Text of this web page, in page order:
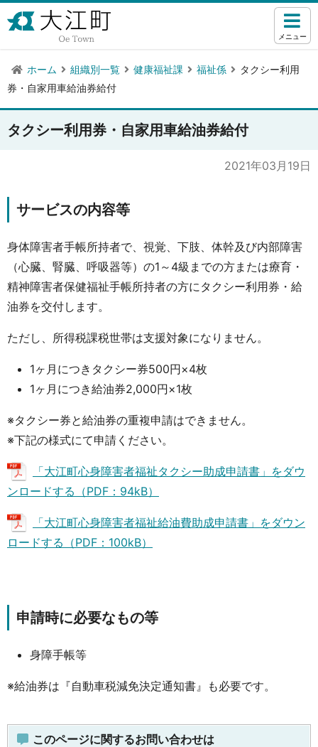
メニュー
ホーム 組織別一覧 健康福祉課 福祉係
タクシー利用
券・自家用車給油券給付
タクシー利用券・自家用車給油券給付
2021年03月19日
サービスの内容等
身体障害者手帳所持者で、視覚、下肢、体幹及び内部障害
（心臓、腎臓、呼吸器等）の1～4級までの方または療育・
精神障害者保健福祉手帳所持者の方にタクシー利用券・給
油券を交付します。
ただし、所得税課税世帯は支援対象になりません。
1ヶ月につきタクシー券500円×4枚
1ヶ月につき給油券2,000円×1枚
※タクシー券と給油券の重複申請はできません。
※下記の様式にて申請ください。
「大江町心身障害者福祉タクシー助成申請書」をダウ
ンロードする（PDF：94kB）
「大江町心身障害者福祉給油費助成申請書」をダウン
ロードする（PDF：100kB）
申請時に必要なもの等
身障手帳等
※給油券は『自動車税減免決定通知書』も必要です。
このページに関するお問い合わせは